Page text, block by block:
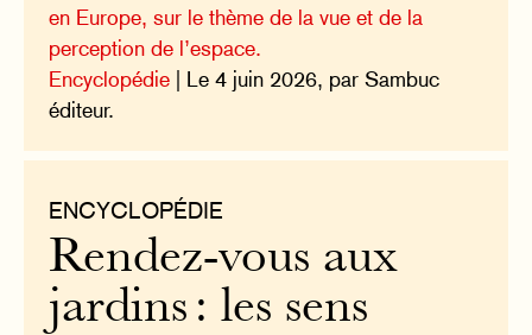
en Europe, sur le thème de la vue et de la
perception de l’espace.
Encyclopédie | Le 4 juin 2026, par Sambuc
éditeur.
ENCYCLOPÉDIE
Rendez-vous aux
jardins : les sens